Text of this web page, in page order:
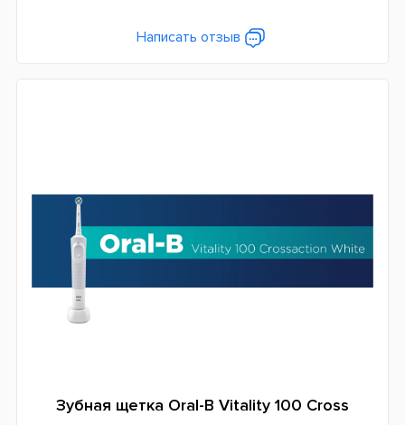
Дополнительные функции
Гарантия
24 месяца
Написать отзыв
Зубная щетка Oral-B Vitality 100 Cross